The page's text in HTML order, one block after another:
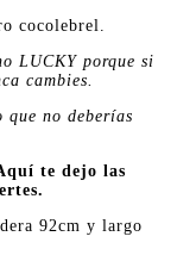
cocolebrel.
LUCKY porque si
cambies.
que no deberías
te dejo las
92cm y largo